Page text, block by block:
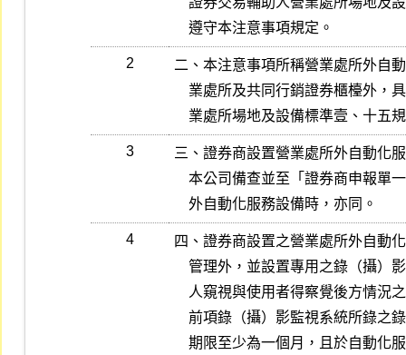
    遵守本注意事項規定。
2
二、本注意事項所稱營業處所外自
業處所場地及設備標準壹、十
3
三、證券商設置營業處所外自動化
    外自動化服務設備時，亦同。
4
四、證券商設置之營業處所外自動